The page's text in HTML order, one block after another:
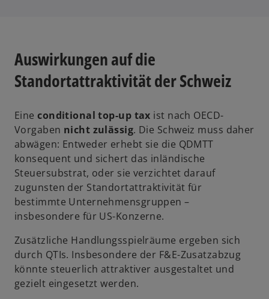
Auswirkungen auf die
Standortattraktivität der Schweiz
Eineconditional top-up tax ist nach OECD-
Vorgaben nicht zulässig. Die Schweiz muss daher
abwägen: Entweder erhebt sie die QDMTT
konsequent und sichert das inländische
Steuersubstrat, oder sie verzichtet darauf
zugunsten der Standortattraktivität für
bestimmte Unternehmensgruppen –
insbesondere für US-Konzerne.
Zusätzliche Handlungsspielräume ergeben sich
durch QTIs. Insbesondere der F&E-Zusatzabzug
könnte steuerlich attraktiver ausgestaltet und
gezielt eingesetzt werden.